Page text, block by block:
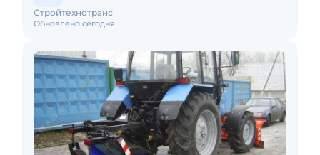
Обновлено сегодня
Стройтехнотранс